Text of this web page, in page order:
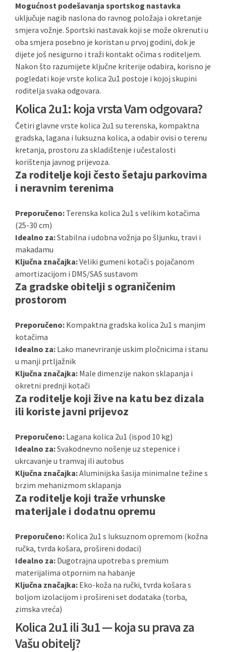
Mogućnost podešavanja sportskog nastavka
uključuje nagib naslona do ravnog položaja i okretanje
smjera vožnje. Sportski nastavak koji se može okrenuti u
oba smjera posebno je koristan u prvoj godini, dok je
dijete još nesigurno i traži kontakt očima s roditeljem.
Nakon što razumijete ključne kriterije odabira, korisno je
pogledati koje vrste kolica 2u1 postoje i kojoj skupini
roditelja svaka odgovara.
Kolica 2u1: koja vrsta Vam odgovara?
Četiri glavne vrste kolica 2u1 su terenska, kompaktna
gradska, lagana i luksuzna kolica, a odabir ovisi o terenu
kretanja, prostoru za skladištenje i učestalosti
korištenja javnog prijevoza.
Za roditelje koji često šetaju parkovima
i neravnim terenima
Preporučeno: Terenska kolica 2u1 s velikim kotačima
(25-30 cm)
Idealno za:Stabilna i udobna vožnja po šljunku, travi i
makadamu
Ključna značajka:Veliki gumeni kotači s pojačanom
amortizacijom i DMS/SAS sustavom
Za gradske obitelji s ograničenim
prostorom
Preporučeno: Kompaktna gradska kolica 2u1 s manjim
kotačima
Idealno za: Lako manevriranje uskim pločnicima i stanu
u manji prtljažnik
Ključna značajka: Male dimenzije nakon sklapanja i
okretni prednji kotači
Za roditelje koji žive na katu bez dizala
ili koriste javni prijevoz
Preporučeno: Lagana kolica 2u1 (ispod 10 kg)
Idealno za:Svakodnevno nošenje uz stepenice i
ukrcavanje u tramvaj ili autobus
Ključna značajka:Aluminijska šasija minimalne težine s
brzim mehanizmom sklapanja
Za roditelje koji traže vrhunske
materijale i dodatnu opremu
Preporučeno: Kolica 2u1 s luksuznom opremom (kožna
ručka, tvrda košara, prošireni dodaci)
Idealno za: Dugotrajna upotreba s premium
materijalima otpornim na habanje
Ključna značajka: Eko-koža na ručki, tvrda košara s
boljom izolacijom i prošireni set dodataka (torba,
zimska vreća)
Kolica 2u1 ili 3u1 — koja su prava za
Vašu obitelj?